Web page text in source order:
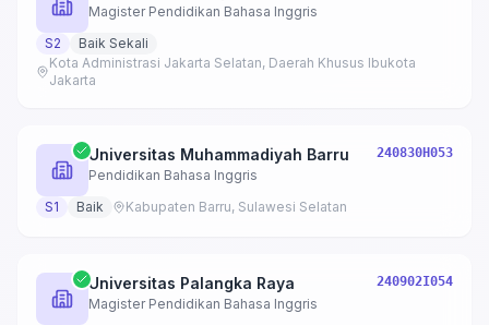
Magister Pendidikan Bahasa Inggris
S2
Baik Sekali
Kota Administrasi Jakarta Selatan, Daerah Khusus Ibukota
Jakarta
Universitas Muhammadiyah Barru
Pendidikan Bahasa Inggris
240830H053
S1 Baik Kabupaten Barru, Sulawesi Selatan
Universitas Palangka Raya
Magister Pendidikan Bahasa Inggris
240902I054